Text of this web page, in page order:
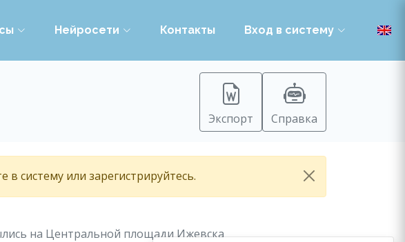
Нейросети Контакты Вход в систему
Экспорт Справка
систему или зарегистрируйтесь.
на Центральной площади Ижевска